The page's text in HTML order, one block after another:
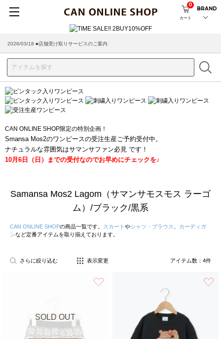
カート
0
BRAND
2026/03/18 ■店舗受け取りサービスのご案内
CAN ONLINE SHOP限定の特別企画！
Smansa Mos2のワンピースの受注生産ご予約受付中。
ナチュラルな雰囲気はサマンサファン必見 です！
10月6日（日）までの受付なのでお早めにチェックを♪
Samansa Mos2 Lagom（サマンサモスモス ラーゴ
ム）/ブラック/黒系
CAN ONLINE SHOPの商品一覧です。 スカート やシャツ・ブラウス
カーディガ
ンなど定番アイテムを取り揃えております。
さらに絞り込む 表示変更 アイテム数： 4件
SOLD OUT